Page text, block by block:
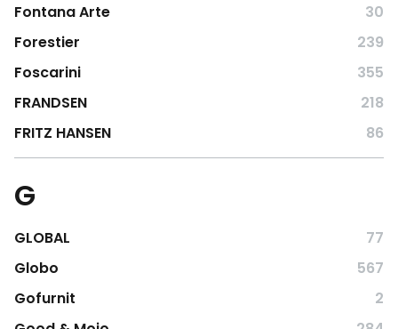
Fontana Arte
30
Forestier
239
Foscarini
355
FRANDSEN
218
FRITZ HANSEN
86
G
GLOBAL
77
Globo
567
Gofurnit
2